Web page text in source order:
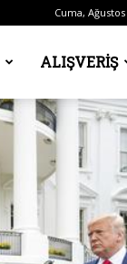
Cuma, Ağustos
ALIŞVERIŞ